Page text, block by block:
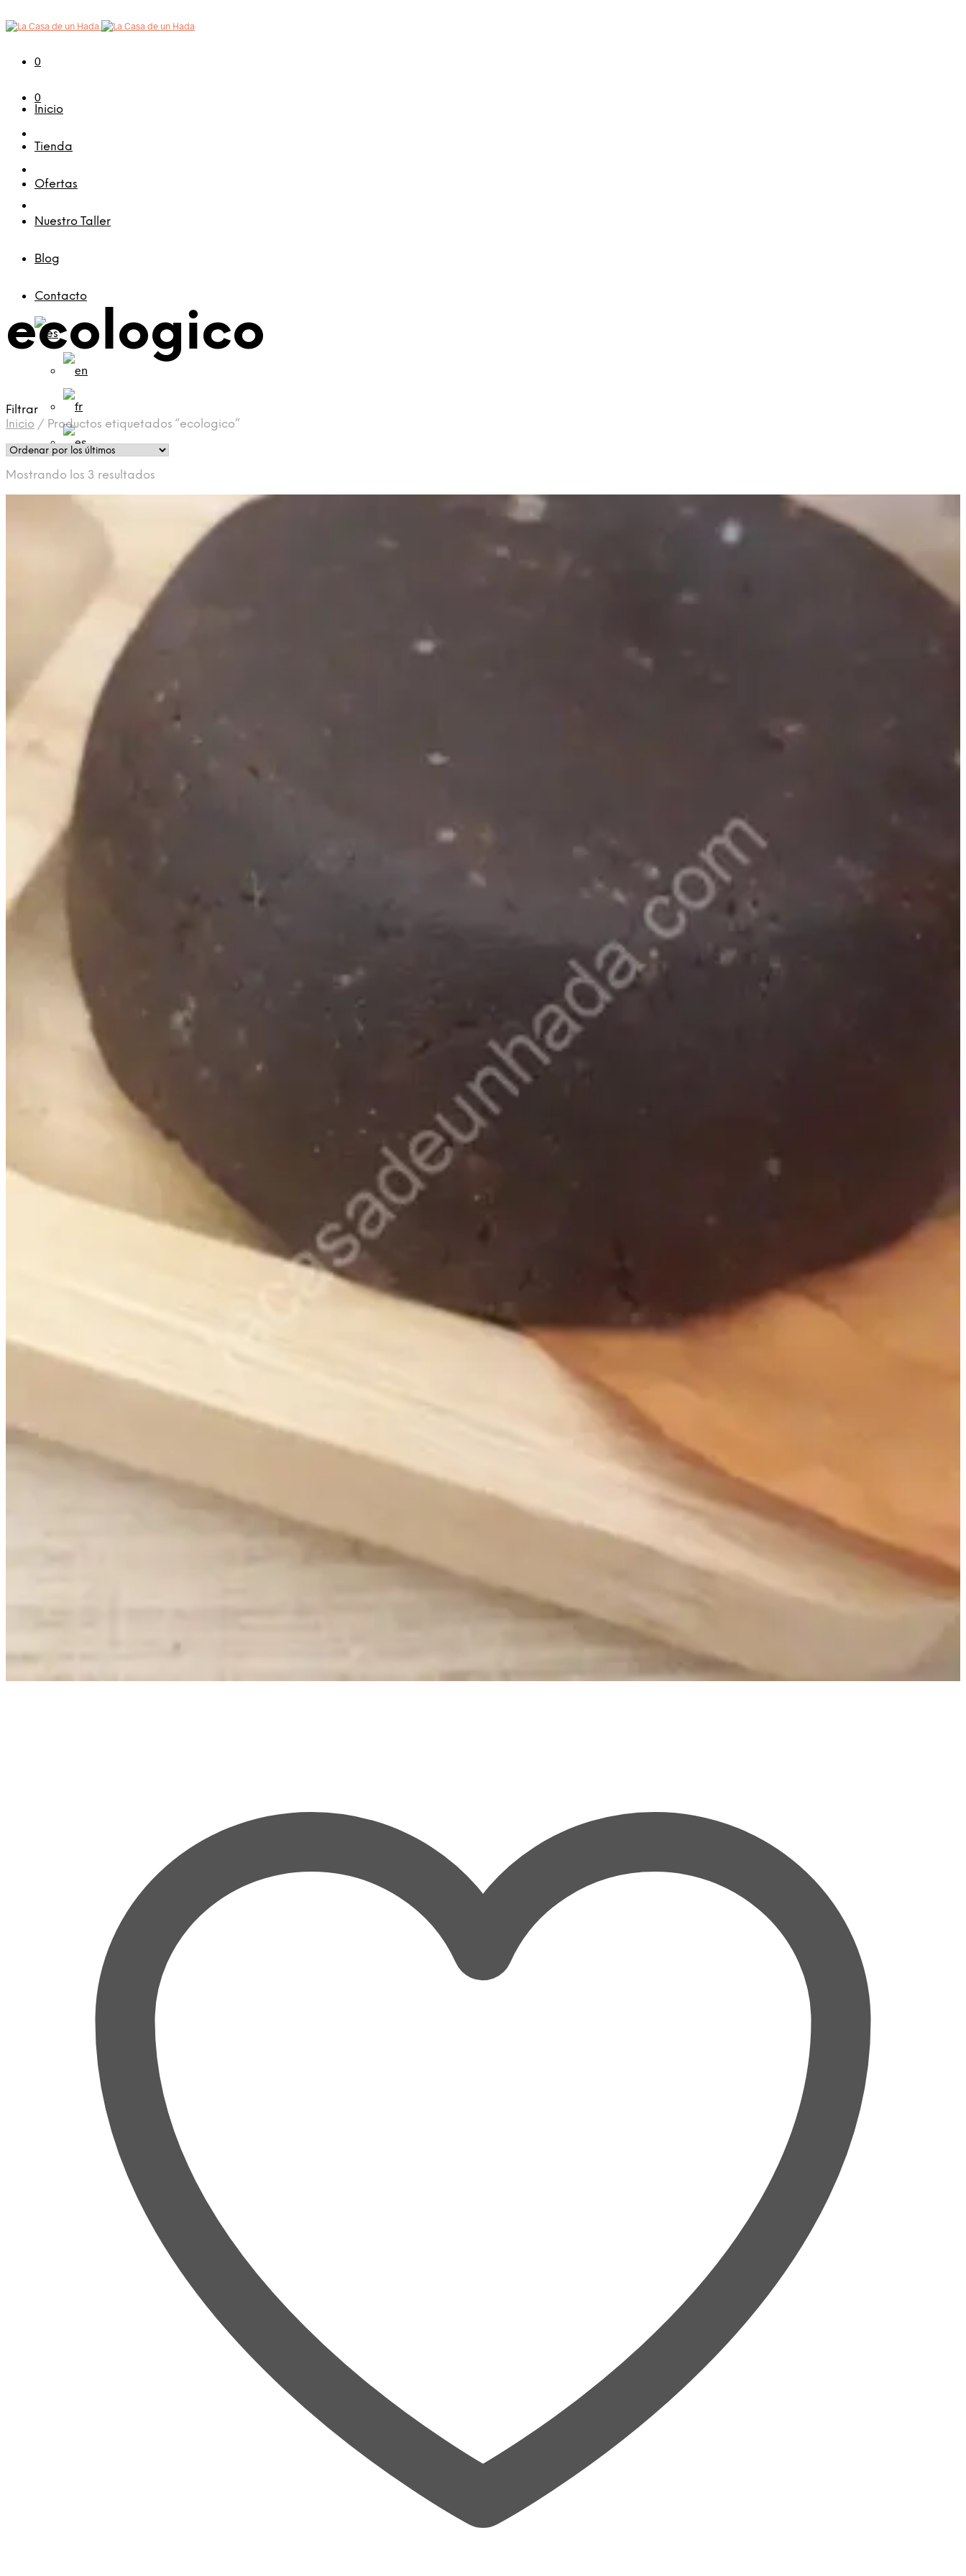
0
0
Inicio
Tienda
Ofertas
Nuestro Taller
Blog
Contacto
ecologico
Filtrar
Inicio / Productos etiquetados “ecologico”
Mostrando los 3 resultados